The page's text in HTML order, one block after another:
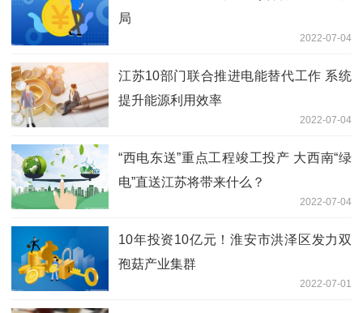
局
2022-07-04
江苏10部门联合推进电能替代工作 系统
提升能源利用效率
2022-07-04
“西电东送”重点工程竣工投产 大西南“绿
电”直送江苏将带来什么？
2022-07-04
10年投资10亿元！淮安市洪泽区发力双
孢菇产业集群
2022-07-01